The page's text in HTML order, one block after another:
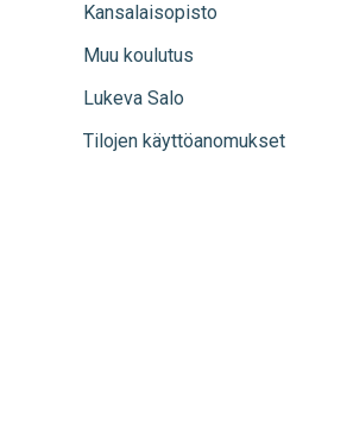
Kansalaisopisto
Muu koulutus
Lukeva Salo
Tilojen käyttöanomukset